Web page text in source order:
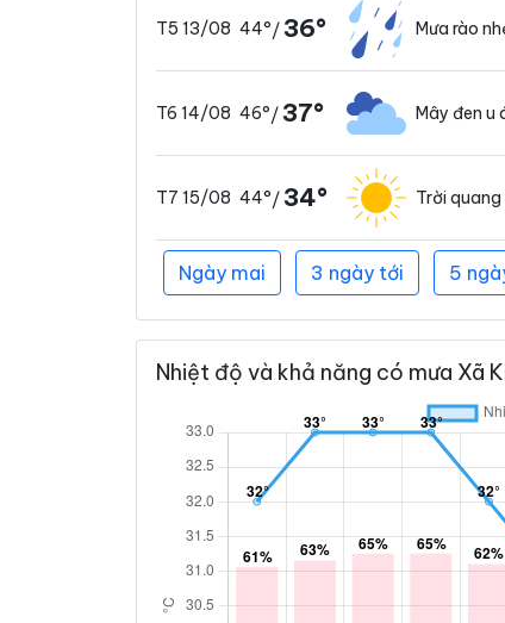
T5 13/08 44°/36° Mưa rào
T6 14/08 46°/37° Mây đen u
T7 15/08 44°/34° Trời
Ngày mai 3 ngày tới 5
Nhiệt độ và khả năng có mưa Xã